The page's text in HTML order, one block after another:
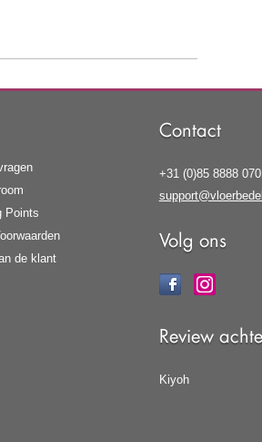
Points
de klant
Contact
+31 (0)85 8888 070
Volg ons
Review
Kiyoh